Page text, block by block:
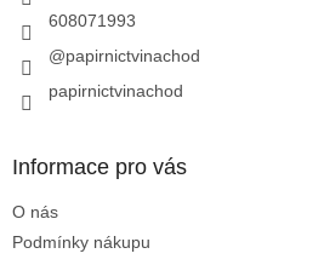
608071993
@papirnictvinachod
papirnictvinachod
Informace pro vás
O nás
Podmínky nákupu